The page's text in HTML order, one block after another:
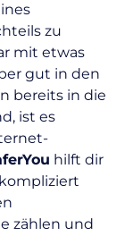
zu
mit etwas
gut in den
bereits in die
ist es
hilft dir
zählen und